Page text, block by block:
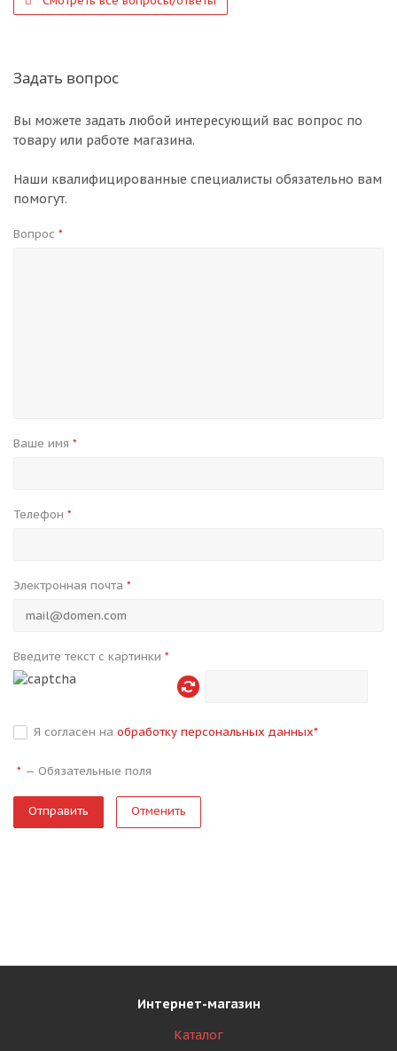
Задать вопрос
Вы можете задать любой интересующий вас вопрос по
товару или работе магазина.
Наши квалифицированные специалисты обязательно вам
помогут.
Вопрос *
Ваше имя *
Телефон *
Электронная почта *
Введите текст с картинки *
Я согласен на обработку персональных данных*
* — Обязательные поля
Отменить
Интернет-магазин
Каталог